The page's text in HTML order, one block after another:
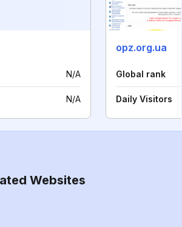
N/A
N/A
opz.org.ua
Global rank
Daily Visitors
Websites